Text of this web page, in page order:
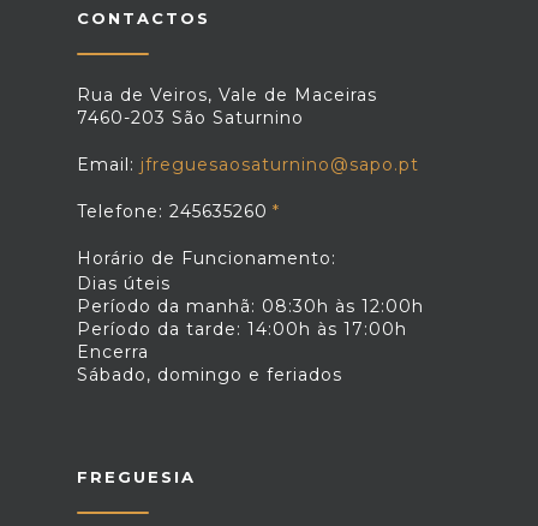
CONTACTOS
Rua de Veiros, Vale de Maceiras
7460-203 São Saturnino
Email: jfreguesaosaturnino@sapo.pt
Telefone: 245635260
Horário de Funcionamento:
Dias úteis
Período da manhã: 08:30h às 12:00h
Período da tarde: 14:00h às 17:00h
Encerra
Sábado, domingo e feriados
FREGUESIA